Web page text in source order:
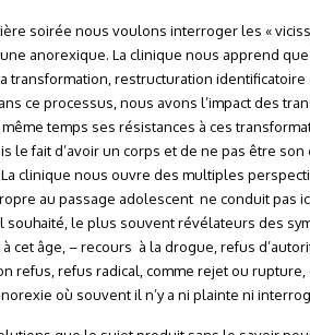
soirée nous voulons interroger les «
anorexique. La clinique nous apprend
transformation, restructuration
ce processus, nous avons l’impact des
temps ses résistances à ces
le fait d’avoir un corps et de ne pas être
clinique nous ouvre des multiples
au passage adolescent ne conduit pas
souhaité, le plus souvent révélateurs des
cet âge, – recours à la drogue, refus
refus, refus radical, comme rejet ou rupture,
où souvent il n’y a ni plainte ni